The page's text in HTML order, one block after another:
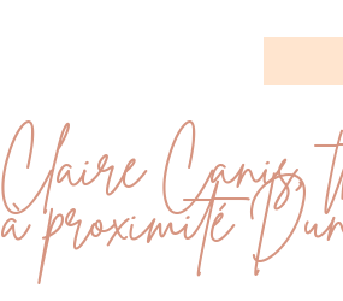
Claire Canis,
à proximité